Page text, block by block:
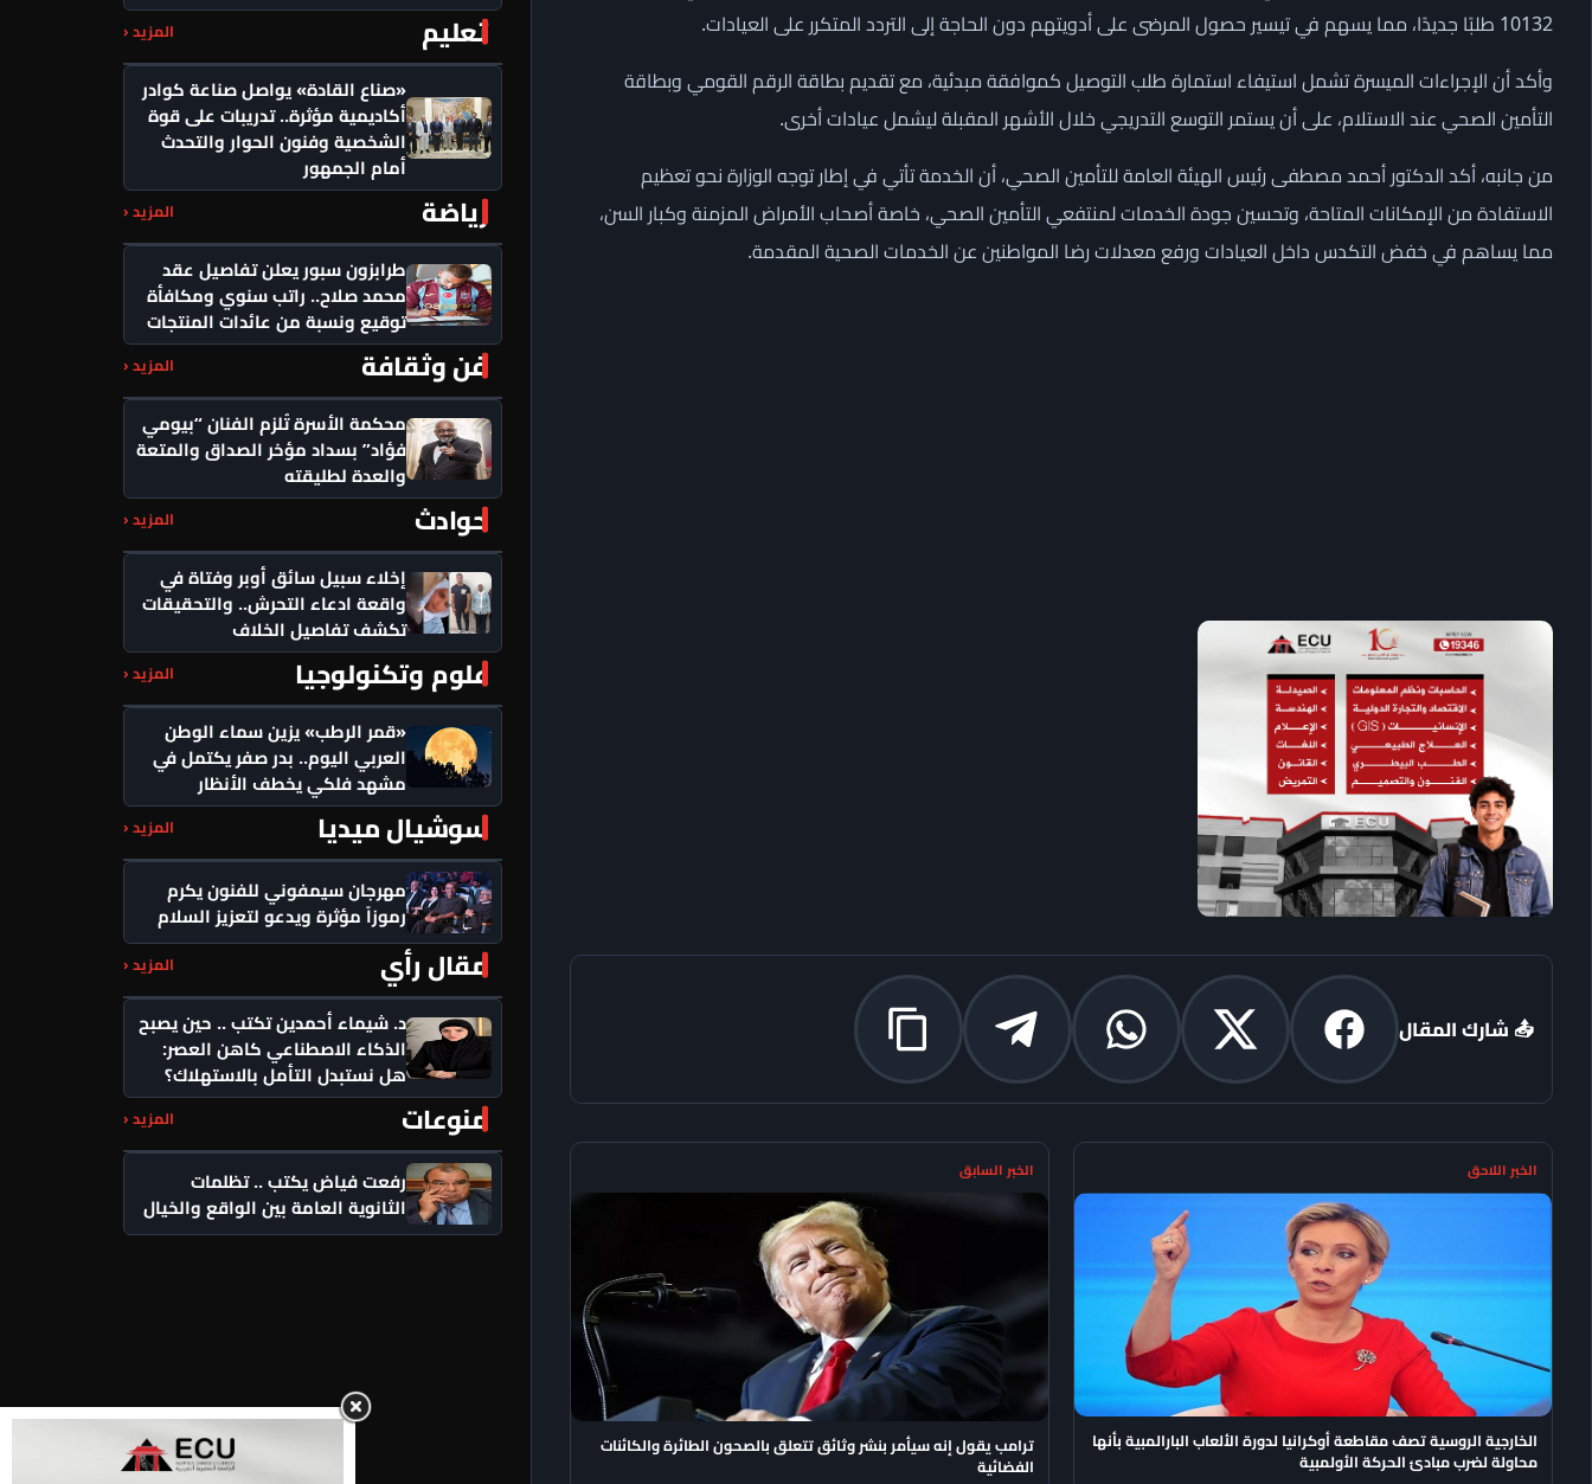
10132 طلبًا جديدًا، مما يسهم في تيسير حصول المرضى على أدويتهم دون الحاجة إلى التردد المتكرر على العيادات.
وأكد أن الإجراءات الميسرة تشمل استيفاء استمارة طلب التوصيل كموافقة مبدئية، مع تقديم بطاقة الرقم القومي وبطاقة
التأمين الصحي عند الاستلام، على أن يستمر التوسع التدريجي خلال الأشهر المقبلة ليشمل عيادات أخرى.
من جانبه، أكد الدكتور أحمد مصطفى رئيس الهيئة العامة للتأمين الصحي، أن الخدمة تأتي في إطار توجه الوزارة نحو تعظيم
الاستفادة من الإمكانات المتاحة، وتحسين جودة الخدمات لمنتفعي التأمين الصحي، خاصة أصحاب الأمراض المزمنة وكبار السن،
مما يساهم في خفض التكدس داخل العيادات ورفع معدلات رضا المواطنين عن الخدمات الصحية المقدمة.
📤 شارك المقال
الخبر اللاحق
الخارجية الروسية تصف مقاطعة أوكرانيا لدورة الألعاب البارالمبية بأنها
محاولة لضرب مبادئ الحركة الأولمبية
الخبر السابق
ترامب يقول إنه سيأمر بنشر وثائق تتعلق بالصحون الطائرة والكائنات
الفضائية
تعليم المزيد ‹
«صناع القادة» يواصل صناعة كوادر
أكاديمية مؤثرة.. تدريبات على قوة
الشخصية وفنون الحوار والتحدث
أمام الجمهور
رياضة المزيد ‹
طرابزون سبور يعلن تفاصيل عقد
محمد صلاح.. راتب سنوي ومكافأة
توقيع ونسبة من عائدات المنتجات
فن وثقافة المزيد ‹
محكمة الأسرة تُلزم الفنان “بيومي
فؤاد” بسداد مؤخر الصداق والمتعة
والعدة لطليقته
حوادث المزيد ‹
إخلاء سبيل سائق أوبر وفتاة في
واقعة ادعاء التحرش.. والتحقيقات
تكشف تفاصيل الخلاف
علوم وتكنولوجيا المزيد ‹
«قمر الرطب» يزين سماء الوطن
العربي اليوم.. بدر صفر يكتمل في
مشهد فلكي يخطف الأنظار
سوشيال ميديا المزيد ‹
مهرجان سيمفوني للفنون يكرم
رموزاً مؤثرة ويدعو لتعزيز السلام
مقال رأي المزيد ‹
د. شيماء أحمدين تكتب .. حين يصبح
الذكاء الاصطناعي كاهن العصر:
هل نستبدل التأمل بالاستهلاك؟
منوعات المزيد ‹
رفعت فياض يكتب .. تظلمات
الثانوية العامة بين الواقع والخيال